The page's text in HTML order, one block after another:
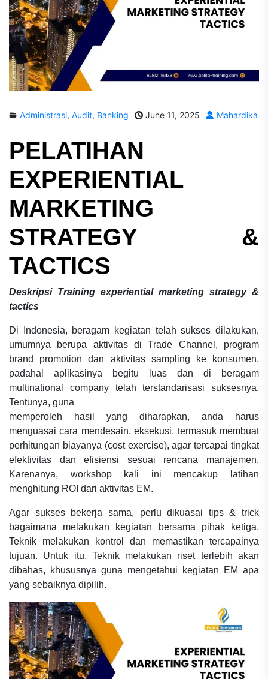
Administrasi, Audit, Banking June 11, 2025 Mahardika
PELATIHAN
EXPERIENTIAL
MARKETING
STRATEGY &
TACTICS
Deskripsi Training experiential marketing strategy &
tactics
Di Indonesia, beragam kegiatan telah sukses dilakukan,
umumnya berupa aktivitas di Trade Channel, program
brand promotion dan aktivitas sampling ke konsumen,
padahal aplikasinya begitu luas dan di beragam
multinational company telah terstandarisasi suksesnya.
Tentunya, guna
memperoleh hasil yang diharapkan, anda harus
menguasai cara mendesain, eksekusi, termasuk membuat
perhitungan biayanya (cost exercise), agar tercapai tingkat
efektivitas dan efisiensi sesuai rencana manajemen.
Karenanya, workshop kali ini mencakup latihan
menghitung ROI dari aktivitas EM.
Agar sukses bekerja sama, perlu dikuasai tips & trick
bagaimana melakukan kegiatan bersama pihak ketiga,
Teknik melakukan kontrol dan memastikan tercapainya
tujuan. Untuk itu, Teknik melakukan riset terlebih akan
dibahas, khususnya guna mengetahui kegiatan EM apa
yang sebaiknya dipilih.